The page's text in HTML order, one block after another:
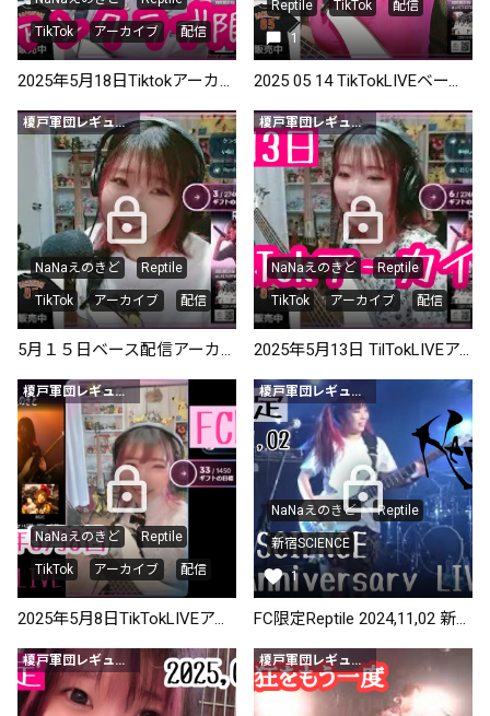
TikTok アーカイブ 配信
2025年5月18日Tiktokアーカイブ！
Reptile TikTok 配信
1
2025 05 14 TikTokLIVEベース配信アーカイブ
榎戸軍団レギュラー会員以上
NaNaえのきど Reptile
TikTok アーカイブ 配信
5月１５日ベース配信アーカイブ
榎戸軍団レギュラー会員以上
NaNaえのきど Reptile
TikTok アーカイブ 配信
2025年5月13日 TilTokLIVEアーカイブ
榎戸軍団レギュラー会員以上
NaNaえのきど Reptile
TikTok アーカイブ 配信
2025年5月8日TikTokLIVEアーカイブ
榎戸軍団レギュラー会員以上
NaNaえのきど Reptile
新宿SCIENCE
1
FC限定Reptile 2024,11,02 新宿clubSCIENCE
榎戸軍団レギュラー会員以上 榎戸軍団レギュラー会員以上